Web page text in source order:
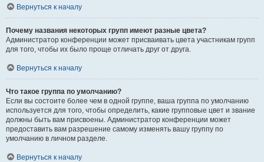
Вернуться к началу
Почему названия некоторых групп имеют разные цвета?
Администратор конференции может присваивать цвета участникам групп
для того, чтобы их было проще отличать друг от друга.
Вернуться к началу
Что такое группа по умолчанию?
Если вы состоите более чем в одной группе, ваша группа по умолчанию
используется для того, чтобы определить, какие групповые цвет и звание
должны быть вам присвоены. Администратор конференции может
предоставить вам разрешение самому изменять вашу группу по
умолчанию в личном разделе.
Вернуться к началу